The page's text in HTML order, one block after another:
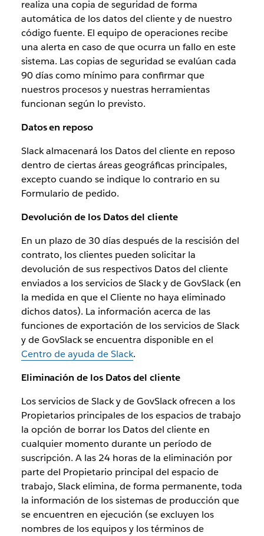
realiza una copia de seguridad de forma
automática de los datos del cliente y de nuestro
código fuente. El equipo de operaciones recibe
una alerta en caso de que ocurra un fallo en este
sistema. Las copias de seguridad se evalúan cada
90 días como mínimo para confirmar que
nuestros procesos y nuestras herramientas
funcionan según lo previsto.
Datos en reposo
Slack almacenará los Datos del cliente en reposo
dentro de ciertas áreas geográficas principales,
excepto cuando se indique lo contrario en su
Formulario de pedido.
Devolución de los Datos del cliente
En un plazo de 30 días después de la rescisión del
contrato, los clientes pueden solicitar la
devolución de sus respectivos Datos del cliente
enviados a los servicios de Slack y de GovSlack (en
la medida en que el Cliente no haya eliminado
dichos datos). La información acerca de las
funciones de exportación de los servicios de Slack
y de GovSlack se encuentra disponible en el
Centro de ayuda de Slack.
Eliminación de los Datos del cliente
Los servicios de Slack y de GovSlack ofrecen a los
Propietarios principales de los espacios de trabajo
la opción de borrar los Datos del cliente en
cualquier momento durante un período de
suscripción. A las 24 horas de la eliminación por
parte del Propietario principal del espacio de
trabajo, Slack elimina, de forma permanente, toda
la información de los sistemas de producción que
se encuentren en ejecución (se excluyen los
nombres de los equipos y los términos de